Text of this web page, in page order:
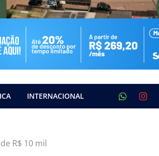
INTERNACIONAL
R$ 10 mil